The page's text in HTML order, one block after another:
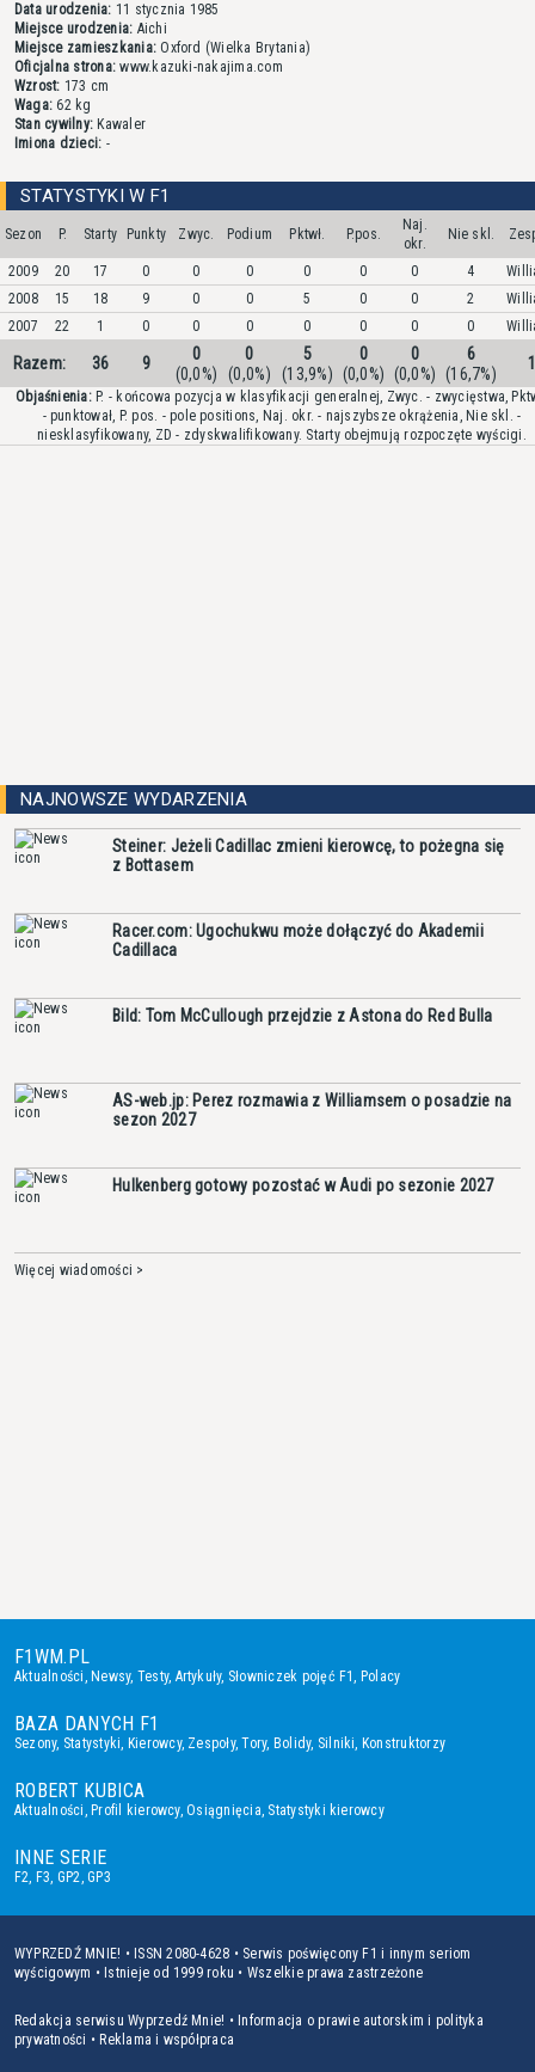
Data urodzenia: 11 stycznia 1985
Miejsce urodzenia: Aichi
Miejsce zamieszkania: Oxford (Wielka Brytania)
Oficjalna strona: www.kazuki-nakajima.com
Wzrost: 173 cm
Waga: 62 kg
Stan cywilny: Kawaler
Imiona dzieci: -
STATYSTYKI W F1
Sezon P. Starty Punkty Zwyc. Podium Pktwł. P.pos.
Naj.
okr.
Nie skl.
2009 20 17 0 0 0 0 0 0 4
2008
15 18 9 0 0 5 0 0 2
2007
22 1 0 0 0 0 0 0 0
Razem: 36 9
0
(0,0%)
0
(0,0%)
5
(13,9%)
0
(0,0%)
0
(0,0%)
6
(16,7%)
Objaśnienia:P. - końcowa pozycja w klasyfikacji generalnej, Zwyc. - zwycięstwa,
- punktował, P. pos. - pole positions, Naj. okr. - najszybsze okrążenia, Nie skl. -
niesklasyfikowany, ZD - zdyskwalifikowany. Starty obejmują rozpoczęte wyścigi.
NAJNOWSZE WYDARZENIA
Steiner: Jeżeli Cadillac zmieni kierowcę, to pożegna się
z Bottasem
Racer.com: Ugochukwu może dołączyć do Akademii
Cadillaca
Bild: Tom McCullough przejdzie z Astona do Red Bulla
AS-web.jp: Perez rozmawia z Williamsem o posadzie na
sezon 2027
Hulkenberg gotowy pozostać w Audi po sezonie 2027
Więcej wiadomości >
F1WM.PL
Aktualności, Newsy, Testy, Artykuły, Słowniczek pojęć F1, Polacy
BAZA DANYCH F1
Sezony, Statystyki, Kierowcy, Zespoły,Tory, Bolidy, Silniki, Konstruktorzy
ROBERT KUBICA
Aktualności, Profil kierowcy,Osiągnięcia, Statystyki kierowcy
INNE SERIE
F2, F3, GP2,GP3
WYPRZEDŹ MNIE! • ISSN 2080-4628 • Serwis poświęcony F1 i innym seriom
wyścigowym • Istnieje od 1999 roku • Wszelkie prawa zastrzeżone
Redakcja serwisu Wyprzedź Mnie! • Informacja o prawie autorskim i polityka
prywatności • Reklama i współpraca